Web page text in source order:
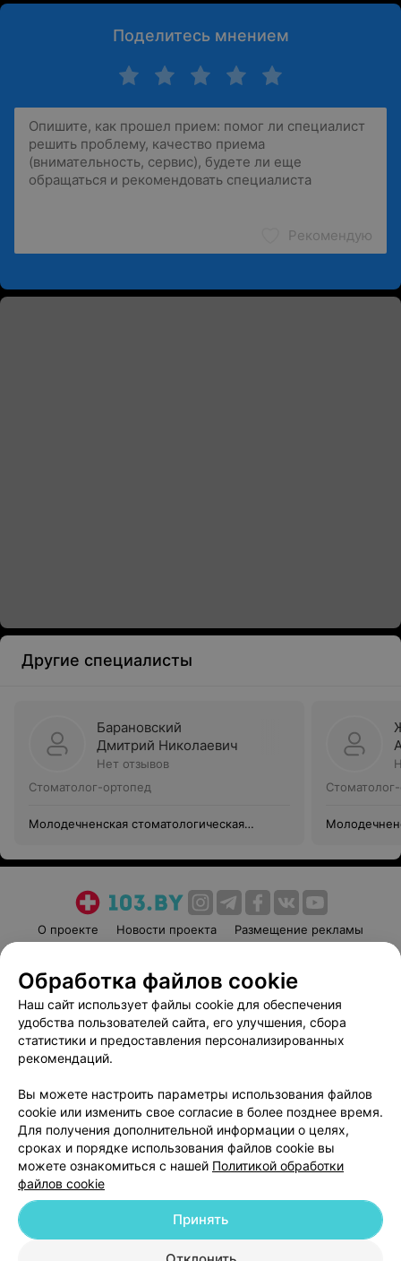
Поделитесь мнением
Рекомендую
Другие специалисты
Барановский
Дмитрий Николаевич
Нет отзывов
Стоматолог-ортопед
Молодечненская стоматологическая
О проекте Новости проекта
Размещение рекламы
Пользовательское соглашение
Способы оплаты
Вакансии
Партнеры
Написать руководителю 103.by
Обработка персональных данных
© 2026 ООО «Артокс Лаб», УНП 191700409
| 220012, Республика Беларусь,
Обработка файлов cookie
Наш сайт использует файлы cookie для обеспечения
удобства пользователей сайта, его улучшения, сбора
статистики и предоставления персонализированных
рекомендаций.
Вы можете настроить параметры использования файлов
cookie или изменить свое согласие в более позднее время.
Для получения дополнительной информации о целях,
сроках и порядке использования файлов cookie вы
можете ознакомиться с нашей Политикой обработки
файлов cookie
Принять